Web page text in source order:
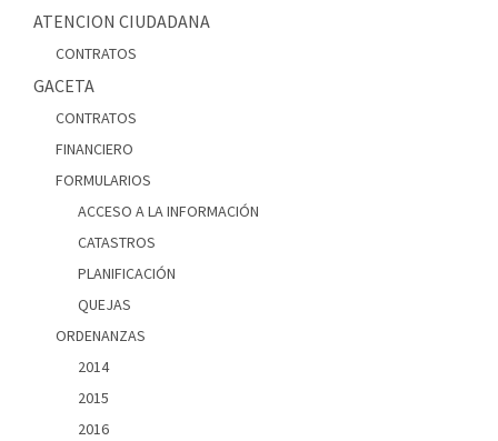
ATENCION CIUDADANA
CONTRATOS
GACETA
CONTRATOS
FINANCIERO
FORMULARIOS
ACCESO A LA INFORMACIÓN
CATASTROS
PLANIFICACIÓN
QUEJAS
ORDENANZAS
2014
2015
2016